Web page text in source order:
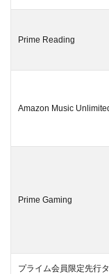
Prime Reading
Amazon Music
Prime Gaming
プライム会員限定先行タ